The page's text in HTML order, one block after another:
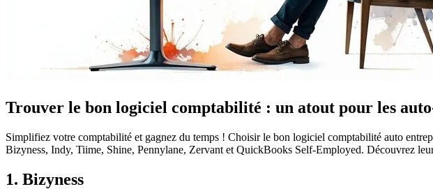
Trouver le bon logiciel comptabilité : un atout pour les
Simplifiez votre comptabilité et gagnez du temps ! Choisir le bon logiciel comptabilité auto
Bizyness, Indy, Tiime, Shine, Pennylane, Zervant et QuickBooks Self-Employed. Découvrez
1. Bizyness